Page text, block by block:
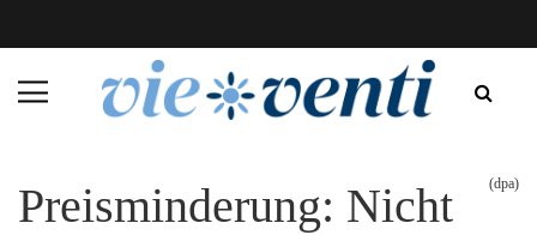
Preisminderung: Nicht
(dpa)